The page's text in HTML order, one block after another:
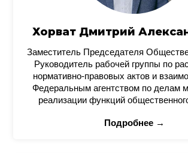
Хорват Дмитрий
Заместитель Председателя
Руководитель рабочей группы по
нормативно-правовых актов и
Федеральным агентством по делам
реализации функций
Подробнее →